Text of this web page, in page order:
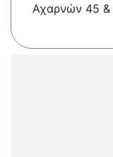
Αχαρνών 45